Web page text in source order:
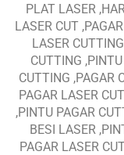
PLAT LASER
LASER CUT
LASER
CUTTING
CUTTING ,PAGAR
PAGAR LASER
,PINTU PAGAR
BESI LASER
PAGAR LASER